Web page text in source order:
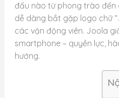
đấu nào từ phong trào đến
dễ dàng bắt gặp logo chữ
các vận động viên. Joola
smartphone – quyền lực,
hướng.